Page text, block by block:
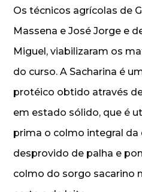
Os técnicos agrícolas de
Massena e José Jorge e
Miguel, viabilizaram os
do curso. A Sacharina é
protéico obtido através
em estado sólido, que é
prima o colmo integral da
desprovido de palha e
colmo do sorgo sacarino